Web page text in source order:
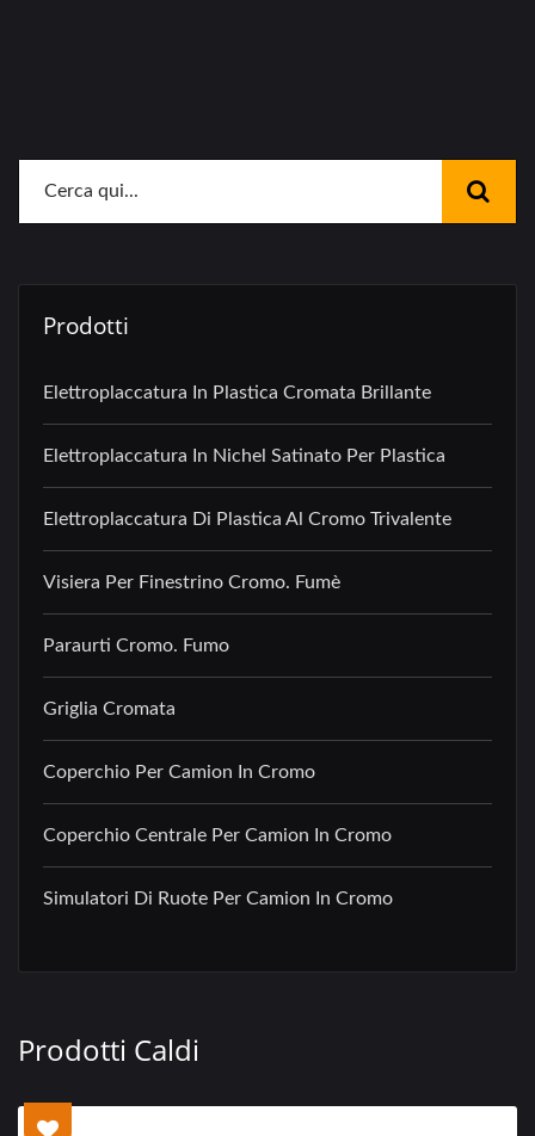
Prodotti
Elettroplaccatura In Plastica Cromata Brillante
Elettroplaccatura In Nichel Satinato Per Plastica
Elettroplaccatura Di Plastica Al Cromo Trivalente
Visiera Per Finestrino Cromo. Fumè
Paraurti Cromo. Fumo
Griglia Cromata
Coperchio Per Camion In Cromo
Coperchio Centrale Per Camion In Cromo
Simulatori Di Ruote Per Camion In Cromo
Prodotti Caldi